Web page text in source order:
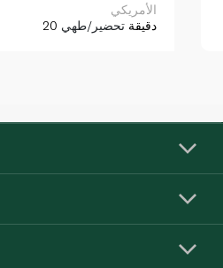
الأمريكي
20 دقيقة تحضير/طهي